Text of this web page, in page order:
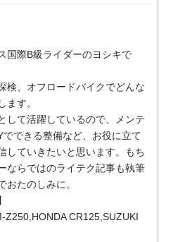
国際B級ライダーのヨシキで
検、オフロードバイクでどんな
ます。
して活躍しているので、メンテ
でできる整備など、お役に立て
していきたいと思います。もち
ならではのライテク記事も執筆
おたのしみに。
Z250,HONDA CR125,SUZUKI